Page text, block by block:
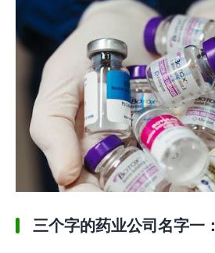
三个字的药业公司名字一：